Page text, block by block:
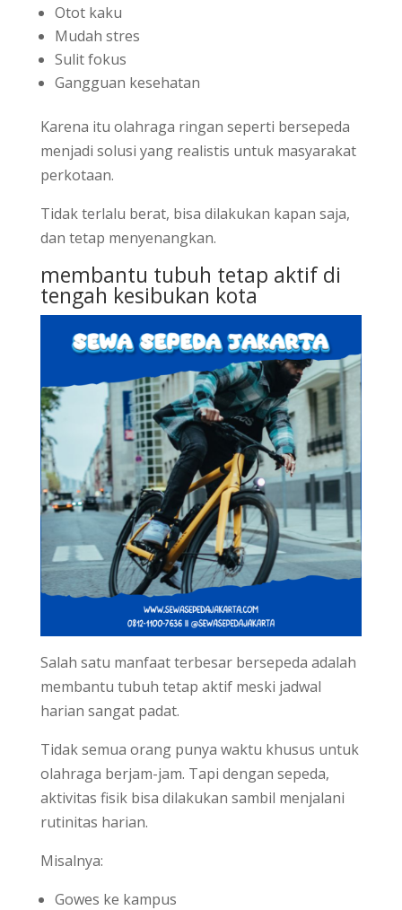
Otot kaku
Mudah stres
Sulit fokus
Gangguan kesehatan
Karena itu olahraga ringan seperti bersepeda
menjadi solusi yang realistis untuk masyarakat
perkotaan.
Tidak terlalu berat, bisa dilakukan kapan saja,
dan tetap menyenangkan.
membantu tubuh tetap aktif di
tengah kesibukan kota
Salah satu manfaat terbesar bersepeda adalah
membantu tubuh tetap aktif meski jadwal
harian sangat padat.
Tidak semua orang punya waktu khusus untuk
olahraga berjam-jam. Tapi dengan sepeda,
aktivitas fisik bisa dilakukan sambil menjalani
rutinitas harian.
Misalnya:
Gowes ke kampus